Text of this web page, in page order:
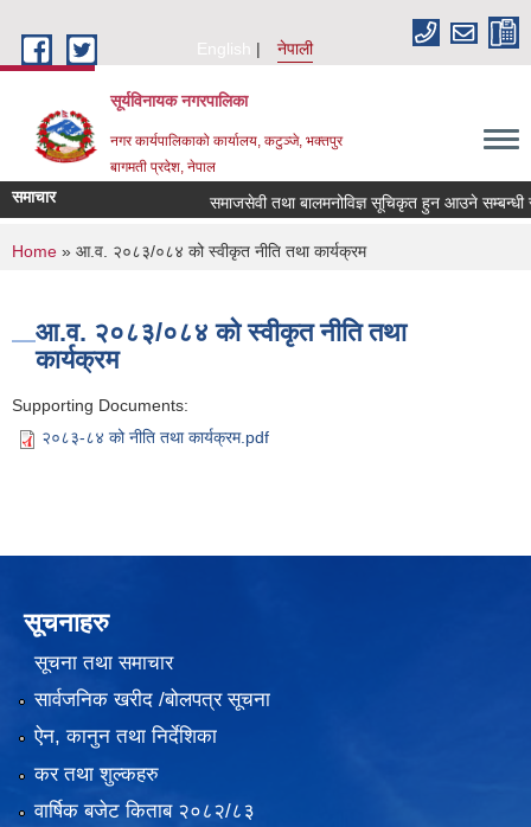
English
नेपाली
सूर्यविनायक नगरपालिका
नगर कार्यपालिकाको कार्यालय, कटुञ्जे, भक्तपुर
बागमती प्रदेश, नेपाल
समाचार समाजसेवी तथा बालमनोविज्ञ सूचिकृत हुन आउने सम्बन्धी
You are here
Home » आ.व. २०८३/०८४ को स्वीकृत नीति तथा कार्यक्रम
आ.व. २०८३/०८४ को स्वीकृत नीति तथा
कार्यक्रम
Supporting Documents:
२०८३-८४ को नीति तथा कार्यक्रम.pdf
सूचनाहरु
सूचना तथा समाचार
सार्वजनिक खरीद /बोलपत्र सूचना
ऐन, कानुन तथा निर्देशिका
कर तथा शुल्कहरु
वार्षिक बजेट किताब २०८२/८३